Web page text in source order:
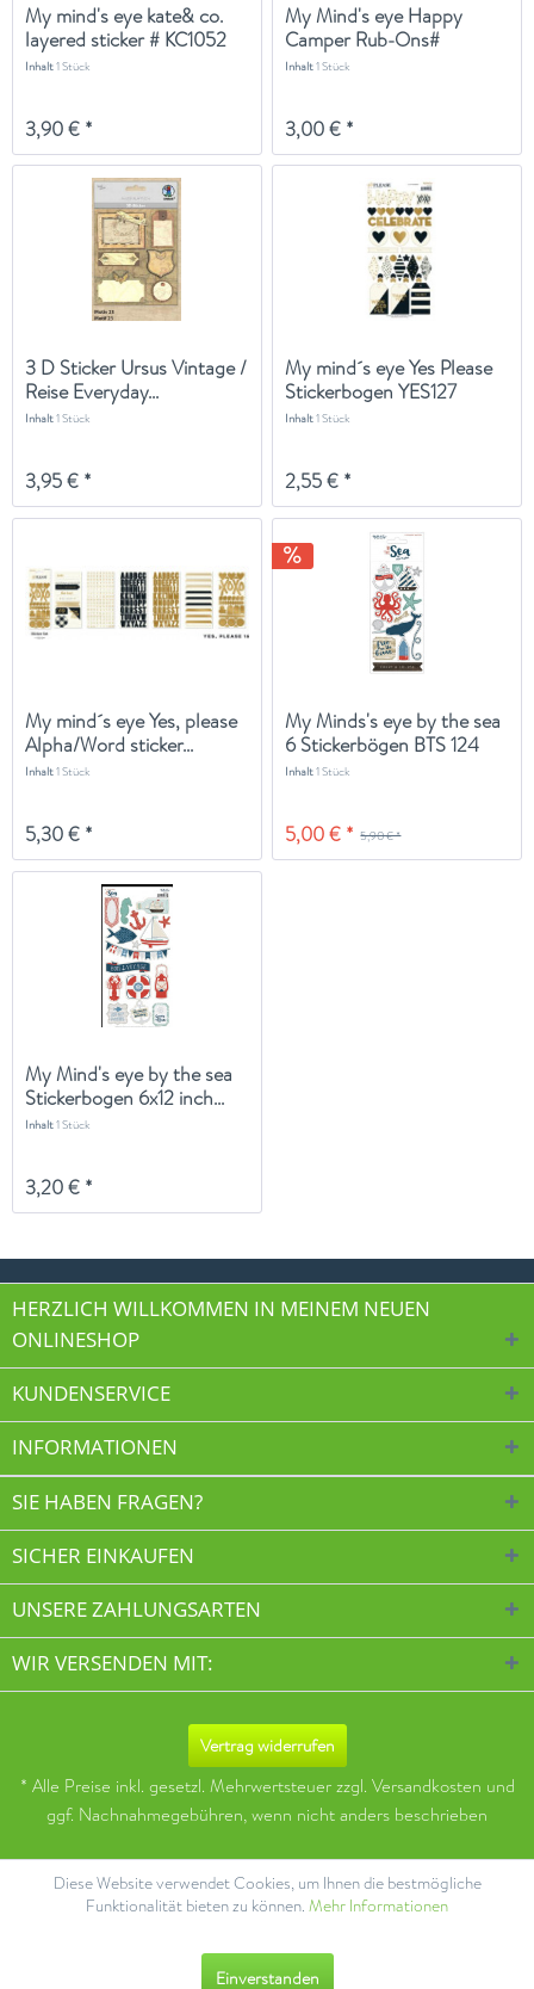
My mind's eye kate& co.
layered sticker # KC1052
Inhalt1 Stück
3,90 € *
My Mind's eye Happy
Camper Rub-Ons#
HC1023
Inhalt1 Stück
3,00 € *
3 D Sticker Ursus Vintage /
Reise Everyday...
Inhalt1 Stück
3,95 € *
My mind´s eye Yes Please
Stickerbogen YES127
Inhalt1 Stück
2,55 € *
My mind´s eye Yes, please
Alpha/Word sticker...
Inhalt1 Stück
5,30 € *
My Minds's eye by the sea
6 Stickerbögen BTS 124
Inhalt1 Stück
5,90 € *
5,00 € *
My Mind's eye by the sea
Stickerbogen 6x12 inch...
Inhalt1 Stück
3,20 € *
HERZLICH WILLKOMMEN IN MEINEM NEUEN
ONLINESHOP
KUNDENSERVICE
INFORMATIONEN
SIE HABEN FRAGEN?
SICHER EINKAUFEN
UNSERE ZAHLUNGSARTEN
WIR VERSENDEN MIT:
Vertrag widerrufen
* Alle Preise inkl. gesetzl. Mehrwertsteuer zzgl. Versandkosten und
ggf. Nachnahmegebühren, wenn nicht anders beschrieben
Diese Website verwendet Cookies, um Ihnen die bestmögliche
Funktionalität bieten zu können. Mehr Informationen
Einverstanden